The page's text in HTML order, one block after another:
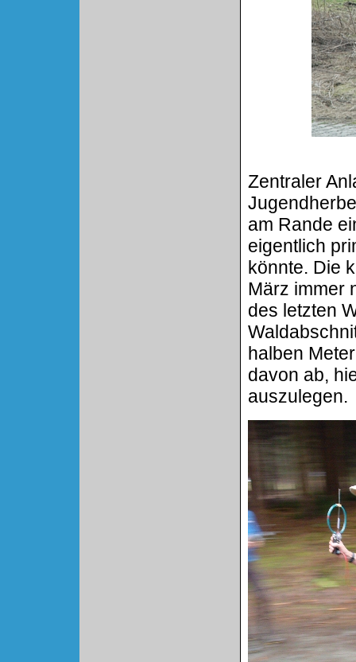
Zentraler
am Rande
eigentlich
könnte. Die
März immer
des letzten
halben
davon ab,
auszulegen.